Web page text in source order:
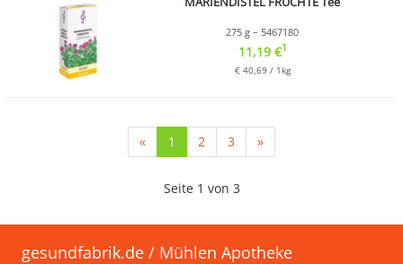
275 g – 5467180
11,19 €1
€ 40,69 / 1kg
« 1 (current)
2 3 »
Seite 1 von 3
gesundfabrik.de / Mühlen Apotheke